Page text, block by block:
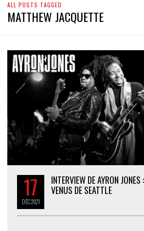
ALL POSTS TAGGED
MATTHEW JACQUETTE
17
DÉC2021
INTERVIEW DE AYRON
VENUS DE SEATTLE